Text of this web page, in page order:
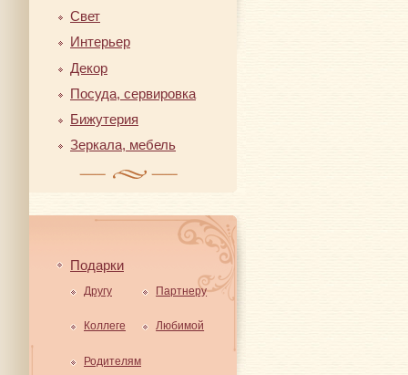
Свет
Интерьер
Декор
Посуда, сервировка
Бижутерия
Зеркала, мебель
Подарки
Другу Партнеру
Коллеге Любимой
Родителям